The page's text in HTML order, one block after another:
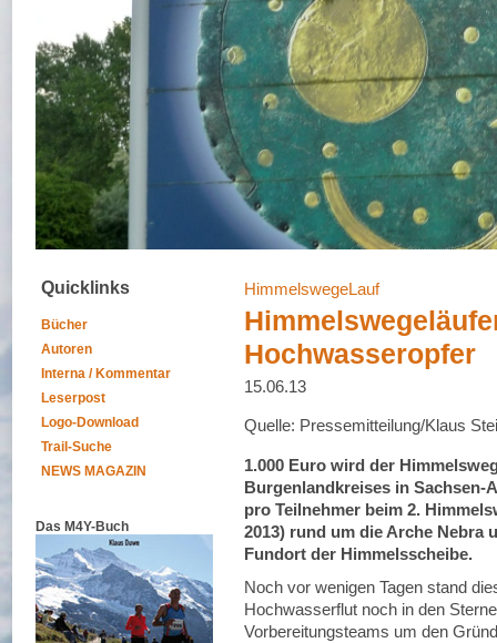
Quicklinks
Bücher
Autoren
Interna / Kommentar
Leserpost
Logo-Download
Trail-Suche
NEWS MAGAZIN
Das M4Y-Buch
HimmelswegeLauf
Hochwasseropfer
15.06.13
Quelle: Pressemitteilung/Klaus
1.000 Euro wird der
Burgenlandkreises in Sachsen-
pro Teilnehmer beim 2.
2013) rund um die Arche Nebra
Fundort der Himmelsscheibe.
Noch vor wenigen Tagen stand
Hochwasserflut noch in den
Vorbereitungsteams um den